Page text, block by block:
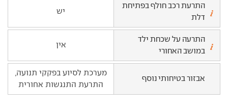
התרעת רכב חולף בפתיחת
דלת
יש
התרעה על שכחת ילד
במושב האחורי
אין
אבזור בטיחותי נוסף
מערכת לסיוע בפקקי תנועה,
התרעת התנגשות אחורית